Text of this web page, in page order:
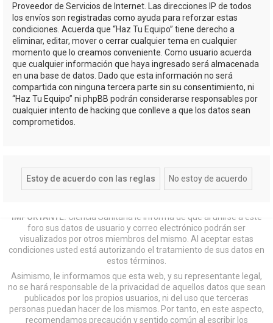
Proveedor de Servicios de Internet. Las direcciones IP de todos
los envíos son registradas como ayuda para reforzar estas
condiciones. Acuerda que “Haz Tu Equipo” tiene derecho a
eliminar, editar, mover o cerrar cualquier tema en cualquier
momento que lo creamos conveniente. Como usuario acuerda
que cualquier información que haya ingresado será almacenada
en una base de datos. Dado que esta información no será
compartida con ninguna tercera parte sin su consentimiento, ni
“Haz Tu Equipo” ni phpBB podrán considerarse responsables por
cualquier intento de hacking que conlleve a que los datos sean
comprometidos.
IMPORTANTE: Ciencia Sanitaria le informa de que al unirse a este
foro sus datos de usuario y correo electrónico podrán ser
visualizados por otros miembros del mismo. Al aceptar estas
condiciones usted está autorizando el tratamiento de sus datos en
estos términos.
Asimismo, le informamos que esta web, y su representante legal,
no se hará responsable de la privacidad de aquellos datos que sean
publicados por los propios usuarios, ni del uso que terceras
personas puedan hacer de los mismos. Por tanto, en este aspecto,
recomendamos precaución y sentido común al escribir los